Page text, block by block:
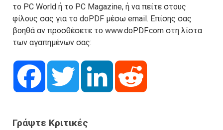
το PC World ή το PC Magazine, ή να πείτε στους
φίλους σας για το doPDF μέσω email. Επίσης σας
βοηθά αν προσθέσετε το www.doPDF.com στη λίστα
των αγαπημένων σας:
Facebook Twitter LinkedIn
Γράψτε Κριτικές